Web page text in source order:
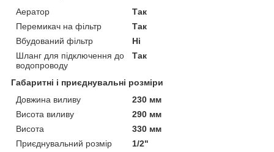
Аератор
Так
Перемикач на фільтр
Так
Вбудований фільтр
Ні
Шланг для підключення до
водопроводу
Так
Габаритні і приєднувальні розміри
Довжина виливу
230 мм
Висота виливу
290 мм
Висота
330 мм
Приєднувальний розмір
1/2"